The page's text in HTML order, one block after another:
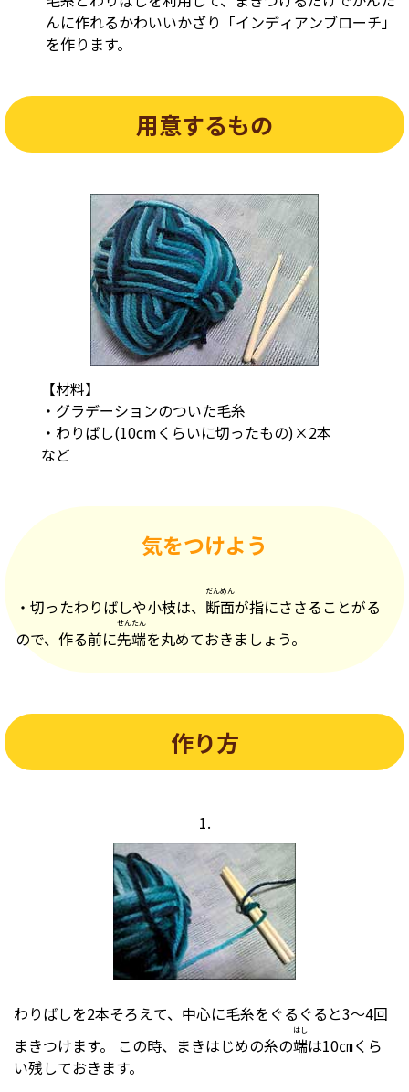
んに作れるかわいいかざり「インディアンブローチ」
を作ります。
用意するもの
【材料】
・グラデーションのついた毛糸
・わりばし(10cmくらいに切ったもの)×2本
など
気をつけよう
・切ったわりばしや小枝は、 断面
だんめん
が指にささることがる
ので、作る前に先端
せんたん
を丸めておきましょう。
作り方
1.
わりばしを2本そろえて、中心に毛糸をぐるぐると3～4回
まきつけます。 この時、まきはじめの糸の端
はし
は10㎝くら
い残しておきます。